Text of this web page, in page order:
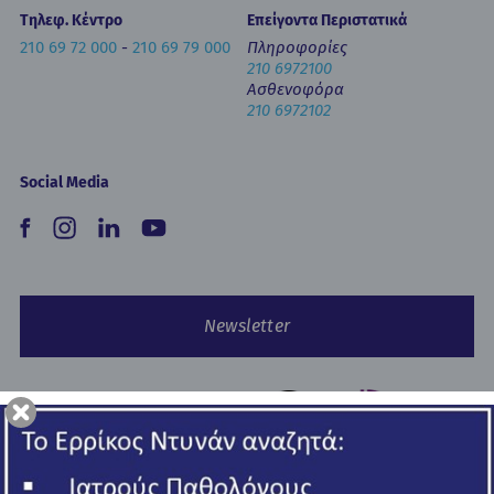
Τηλεφ. Κέντρο
210 69 72 000- 210 69 79 000
Επείγοντα Περιστατικά
Πληροφορίες
210 6972100
Ασθενοφόρα
210 6972102
Social Media
Newsletter